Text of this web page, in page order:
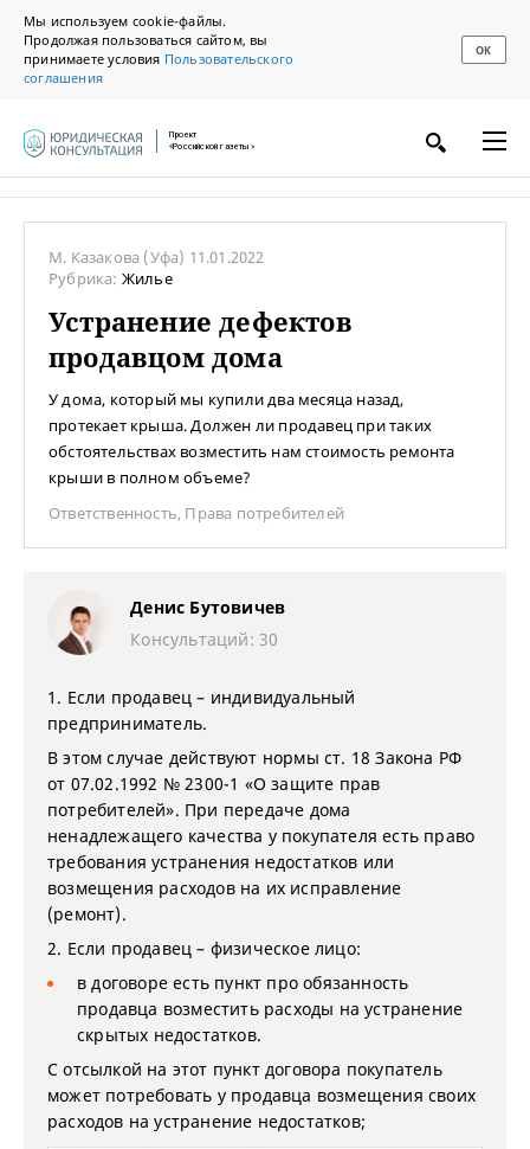
Мы используем cookie-файлы.
Продолжая пользоваться сайтом, вы
принимаете условия Пользовательского
соглашения
ОК
Проект
«Российской газеты»
М. Казакова (Уфа) 11.01.2022
Рубрика: Жилье
Устранение дефектов
продавцом дома
У дома, который мы купили два месяца назад,
протекает крыша. Должен ли продавец при таких
обстоятельствах возместить нам стоимость ремонта
крыши в полном объеме?
Ответственность, Права потребителей
Денис Бутовичев
Консультаций: 30
1. Если продавец – индивидуальный
предприниматель.
В этом случае действуют нормы ст. 18 Закона РФ
от 07.02.1992 № 2300-1 «О защите прав
потребителей». При передаче дома
ненадлежащего качества у покупателя есть право
требования устранения недостатков или
возмещения расходов на их исправление
(ремонт).
2. Если продавец – физическое лицо:
в договоре есть пункт про обязанность
продавца возместить расходы на устранение
скрытых недостатков.
С отсылкой на этот пункт договора покупатель
может потребовать у продавца возмещения своих
расходов на устранение недостатков;